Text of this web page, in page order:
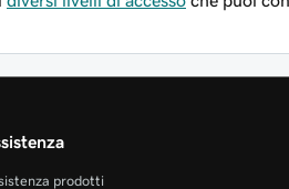
prodotti